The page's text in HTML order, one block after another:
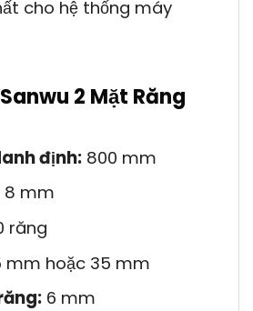
cho hệ thống máy
2 Mặt Răng
định:800 mm
8 mm
răng
hoặc 35 mm
6 mm